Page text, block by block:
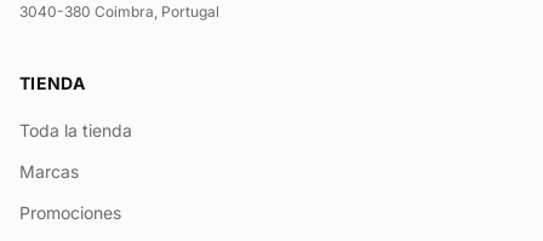
3040-380 Coimbra, Portugal
TIENDA
Toda la tienda
Marcas
Promociones